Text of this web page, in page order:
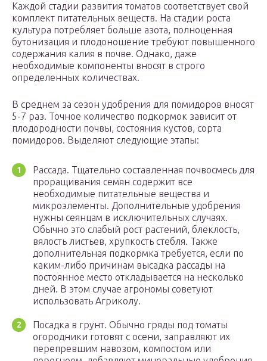
Каждой стадии развития томатов соответствует свой
комплект питательных веществ. На стадии роста
культура потребляет больше азота, полноценная
бутонизация и плодоношение требуют повышенного
содержания калия в почве. Однако, даже
необходимые компоненты вносят в строго
определенных количествах.
В среднем за сезон удобрения для помидоров вносят
5-7 раз. Точное количество подкормок зависит от
плодородности почвы, состояния кустов, сорта
помидоров. Выделяют следующие этапы:
Рассада. Тщательно составленная почвосмесь для
проращивания семян содержит все
необходимые питательные вещества и
микроэлементы. Дополнительные удобрения
нужны сеянцам в исключительных случаях.
Обычно это слабый рост растений, блеклость,
вялость листьев, хрупкость стебля. Также
дополнительная подкормка требуется, если по
каким-либо причинам высадка рассады на
постоянное место откладывается на несколько
дней. В этом случае агрономы советуют
использовать Агриколу.
Посадка в грунт. Обычно гряды под томаты
огородники готовят с осени, заправляют их
перепревшим навозом, компостом или